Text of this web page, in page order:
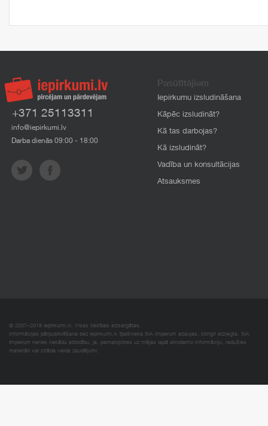
+371 25113311
info@iepirkumi.lv
Darba dienās 09:00 - 18:00
Pasūtītājiem
Iepirkumu izsludināšana
Kāpēc izsludināt?
Kā tas darbojas?
Kā izsludināt?
Vadība un konsultācijas
Atsauksmes
© 2007–2018 Iepirkumi.lv. Visas tiesības aizsargātas.
Informācijas pārpublicēšana bez iepirkumi.lv īpašnieka SIA Imperum atļaujas, stingri aizliegta. SIA
Imperum nenes nekādu atbildību, ja, pamatojoties uz mājas lapā atrodamo informāciju, radušies
materiāli vai citāda veida zaudējumi.